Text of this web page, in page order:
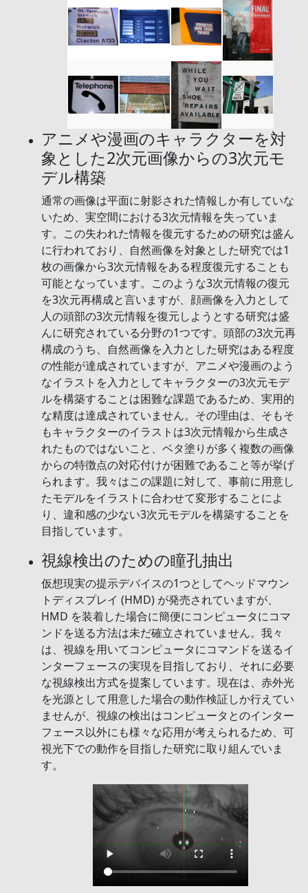
アニメや漫画のキャラクターを対
象とした2次元画像からの3次元モ
デル構築
通常の画像は平面に射影された情報しか有していな
いため、実空間における3次元情報を失っていま
す。この失われた情報を復元するための研究は盛ん
に行われており、自然画像を対象とした研究では1
枚の画像から3次元情報をある程度復元することも
可能となっています。このような3次元情報の復元
を3次元再構成と言いますが、顔画像を入力として
人の頭部の3次元情報を復元しようとする研究は盛
んに研究されている分野の1つです。頭部の3次元再
構成のうち、自然画像を入力とした研究はある程度
の性能が達成されていますが、アニメや漫画のよう
なイラストを入力としてキャラクターの3次元モデ
ルを構築することは困難な課題であるため、実用的
な精度は達成されていません。その理由は、そもそ
もキャラクターのイラストは3次元情報から生成さ
れたものではないこと、ベタ塗りが多く複数の画像
からの特徴点の対応付けが困難であること等が挙げ
られます。我々はこの課題に対して、事前に用意し
たモデルをイラストに合わせて変形することによ
り、違和感の少ない3次元モデルを構築することを
目指しています。
視線検出のための瞳孔抽出
仮想現実の提示デバイスの1つとしてヘッドマウン
トディスプレイ (HMD) が発売されていますが、
HMD を装着した場合に簡便にコンピュータにコマ
ンドを送る方法は未だ確立されていません。我々
は、視線を用いてコンピュータにコマンドを送るイ
ンターフェースの実現を目指しており、それに必要
な視線検出方式を提案しています。現在は、赤外光
を光源として用意した場合の動作検証しか行えてい
ませんが、視線の検出はコンピュータとのインター
フェース以外にも様々な応用が考えられるため、可
視光下での動作を目指した研究に取り組んでいま
す。